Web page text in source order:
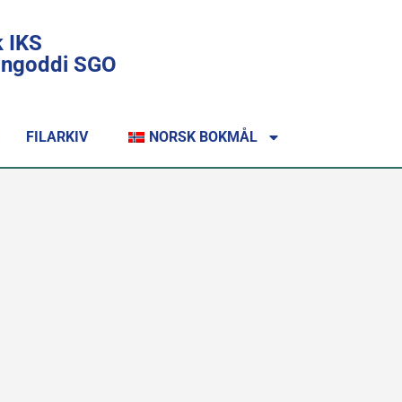
IKS
SGO
FILARKIV NORSK BOKMÅL